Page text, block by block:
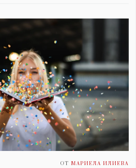
ОТ МАРИЕЛА ИЛИЕВА